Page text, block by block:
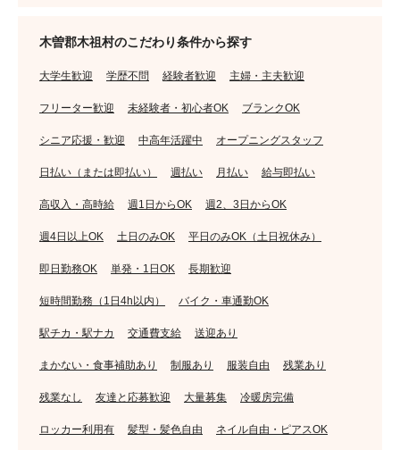
木曽郡木祖村のこだわり条件から探す
大学生歓迎 学歴不問 経験者歓迎 主婦・主夫歓迎
フリーター歓迎 未経験者・初心者OK ブランクOK
シニア応援・歓迎 中高年活躍中 オープニングスタッフ
日払い（または即払い） 週払い 月払い 給与即払い
高収入・高時給 週1日からOK 週2、3日からOK
週4日以上OK 土日のみOK 平日のみOK（土日祝休み）
即日勤務OK 単発・1日OK 長期歓迎
短時間勤務（1日4h以内） バイク・車通勤OK
駅チカ・駅ナカ 交通費支給 送迎あり
まかない・食事補助あり 制服あり 服装自由 残業あり
残業なし 友達と応募歓迎 大量募集 冷暖房完備
ロッカー利用有 髪型・髪色自由 ネイル自由・ピアスOK